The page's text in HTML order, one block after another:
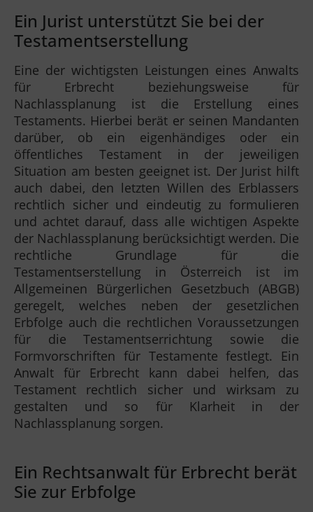
Ein Jurist unterstützt Sie bei der
Testamentserstellung
Eine der wichtigsten Leistungen eines Anwalts
für Erbrecht beziehungsweise für
Nachlassplanung ist die Erstellung eines
Testaments. Hierbei berät er seinen Mandanten
darüber, ob ein eigenhändiges oder ein
öffentliches Testament in der jeweiligen
Situation am besten geeignet ist. Der Jurist hilft
auch dabei, den letzten Willen des Erblassers
rechtlich sicher und eindeutig zu formulieren
und achtet darauf, dass alle wichtigen Aspekte
der Nachlassplanung berücksichtigt werden. Die
rechtliche Grundlage für die
Testamentserstellung in Österreich ist im
Allgemeinen Bürgerlichen Gesetzbuch (ABGB)
geregelt, welches neben der gesetzlichen
Erbfolge auch die rechtlichen Voraussetzungen
für die Testamentserrichtung sowie die
Formvorschriften für Testamente festlegt. Ein
Anwalt für Erbrecht kann dabei helfen, das
Testament rechtlich sicher und wirksam zu
gestalten und so für Klarheit in der
Nachlassplanung sorgen.
Ein Rechtsanwalt für Erbrecht berät
Sie zur Erbfolge